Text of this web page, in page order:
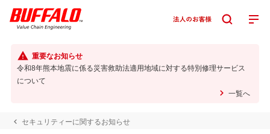
重要なお知らせ
令和8年熊本地震に係る災害救助法適用地域に対する特別修理サービス
について
一覧へ
セキュリティーに関するお知らせ